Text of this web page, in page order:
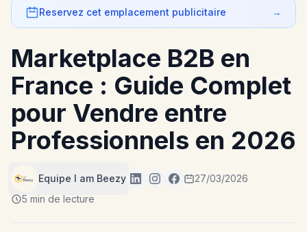
Reservez cet emplacement publicitaire →
Marketplace B2B en
France : Guide Complet
pour Vendre entre
Professionnels en 2026
Equipe I am Beezy
27/03/2026
5 min de lecture